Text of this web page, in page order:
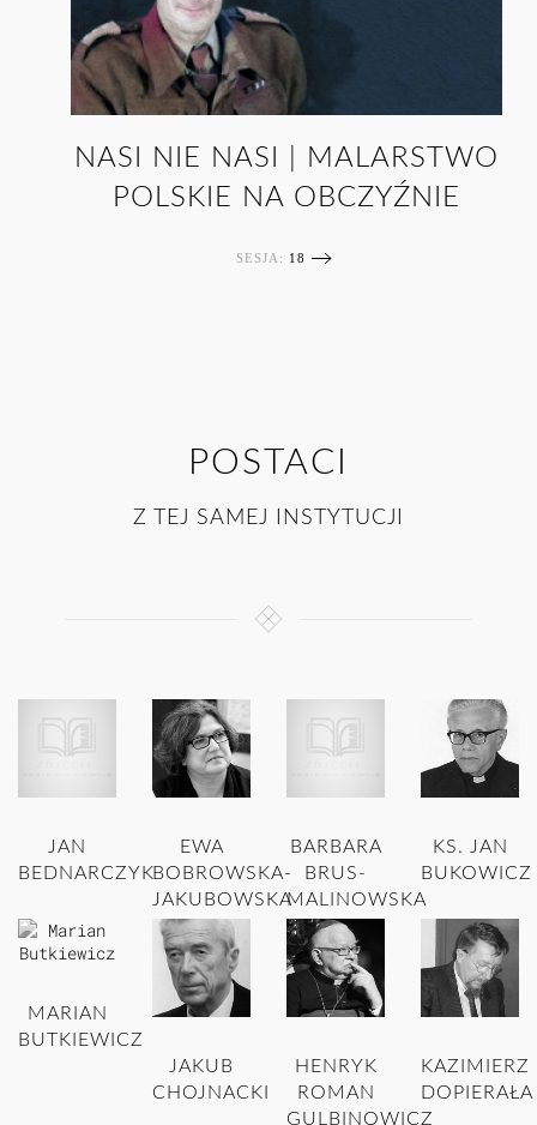
NASI NIE NASI | MALARSTWO
POLSKIE NA OBCZYŹNIE
SESJA: 18
POSTACI
Z TEJ SAMEJ INSTYTUCJI
JAN
BEDNARCZYK
EWA
BOBROWSKA-
JAKUBOWSKA
BARBARA
BRUS-
MALINOWSKA
KS. JAN
BUKOWICZ
MARIAN
BUTKIEWICZ
JAKUB
CHOJNACKI
HENRYK
ROMAN
GULBINOWICZ
KAZIMIERZ
DOPIERAŁA